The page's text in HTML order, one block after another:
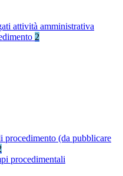
attività amministrativa
2
procedimento (da pubblicare
procedimentali